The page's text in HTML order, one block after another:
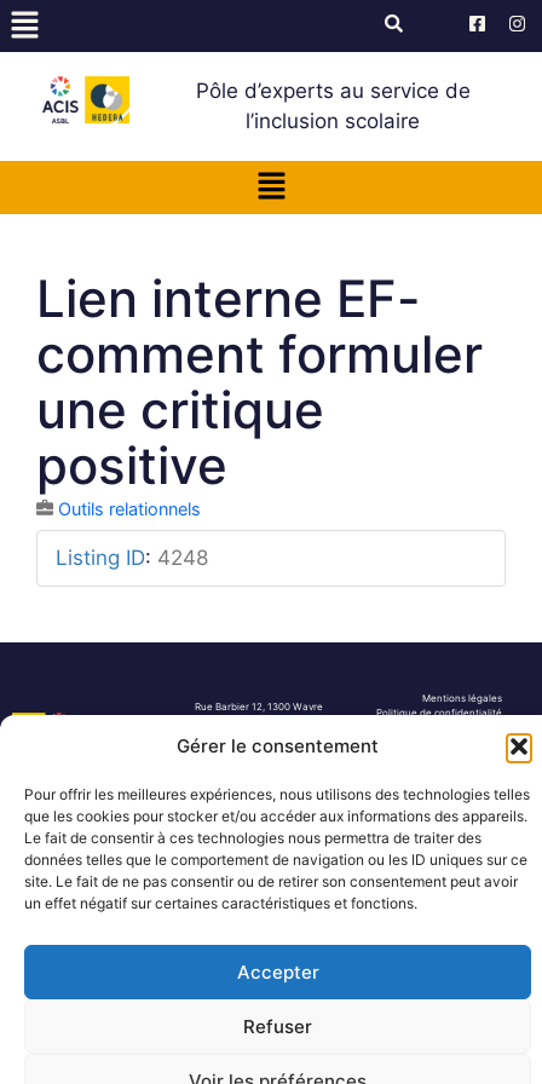
Gérer le consentement
Pour offrir les meilleures expériences, nous utilisons des technologies telles
que les cookies pour stocker et/ou accéder aux informations des appareils.
Le fait de consentir à ces technologies nous permettra de traiter des
données telles que le comportement de navigation ou les ID uniques sur ce
site. Le fait de ne pas consentir ou de retirer son consentement peut avoir
un effet négatif sur certaines caractéristiques et fonctions.
Accepter
Refuser
Pôle d’experts au service de
l’inclusion scolaire
Lien interne EF-
comment formuler
une critique
positive
Outils relationnels
Listing ID: 4248
Rue Barbier 12, 1300 Wavre
Numéro FASE : 11020
Mentions légales
Politique de confidentialité
© 2026 Pôle Hedera, tous droits